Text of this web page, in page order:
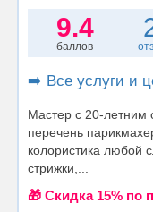
9.4
баллов
➡️ Все услуги и
Мастер с 20-летним
перечень
колористика любой
стрижки,...
🎁 Cкидка 15% по